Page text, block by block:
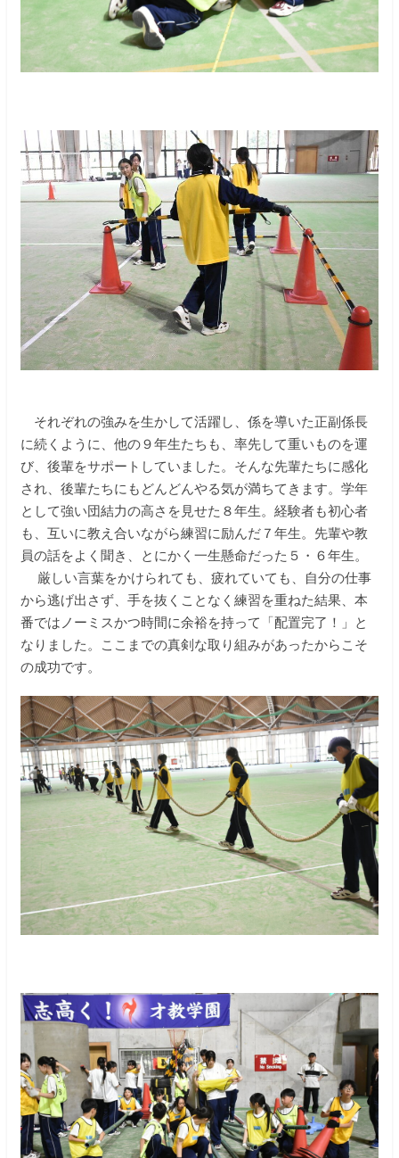
それぞれの強みを生かして活躍し、係を導いた正副係長
に続くように、他の９年生たちも、率先して重いものを運
び、後輩をサポートしていました。そんな先輩たちに感化
され、後輩たちにもどんどんやる気が満ちてきます。学年
として強い団結力の高さを見せた８年生。経験者も初心者
も、互いに教え合いながら練習に励んだ７年生。先輩や教
員の話をよく聞き、とにかく一生懸命だった５・６年生。
厳しい言葉をかけられても、疲れていても、自分の仕事
から逃げ出さず、手を抜くことなく練習を重ねた結果、本
番ではノーミスかつ時間に余裕を持って「配置完了！」と
なりました。ここまでの真剣な取り組みがあったからこそ
の成功です。